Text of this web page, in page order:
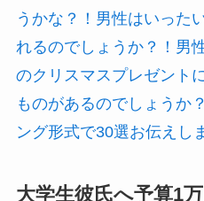
うかな？！男性はいった
れるのでしょうか？！男
のクリスマスプレゼント
ものがあるのでしょうか
ング形式で30選お伝えし
大学生彼氏へ予算1